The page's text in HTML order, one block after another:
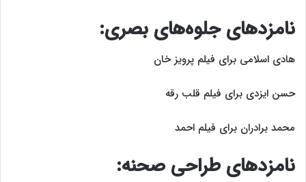
نامزد‌های جلوه‌های بصری:
هادی اسلامی برای فیلم پرویز خان
حسن ایزدی برای فیلم قلب رقه
محمد برادران برای فیلم احمد
نامزد‌های طراحی صحنه: